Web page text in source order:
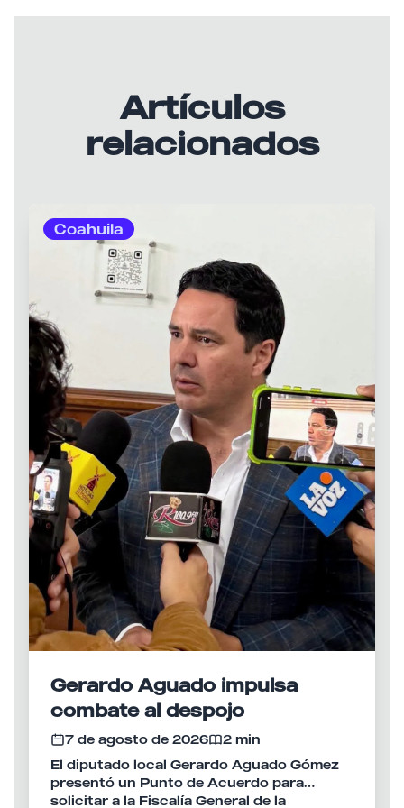
Artículos
relacionados
Coahuila
Gerardo Aguado impulsa
combate al despojo
7 de agosto de 2026
2 min
El diputado local Gerardo Aguado Gómez
presentó un Punto de Acuerdo para
solicitar a la Fiscalía General de la